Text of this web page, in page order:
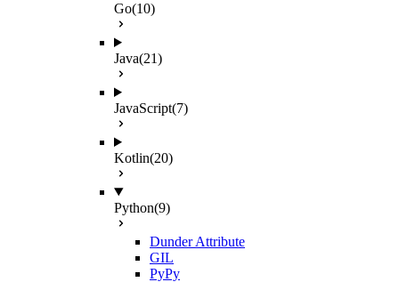
Go(10)
Java(21)
JavaScript(7)
Kotlin(20)
Python(9)
Dunder Attribute
GIL
PyPy